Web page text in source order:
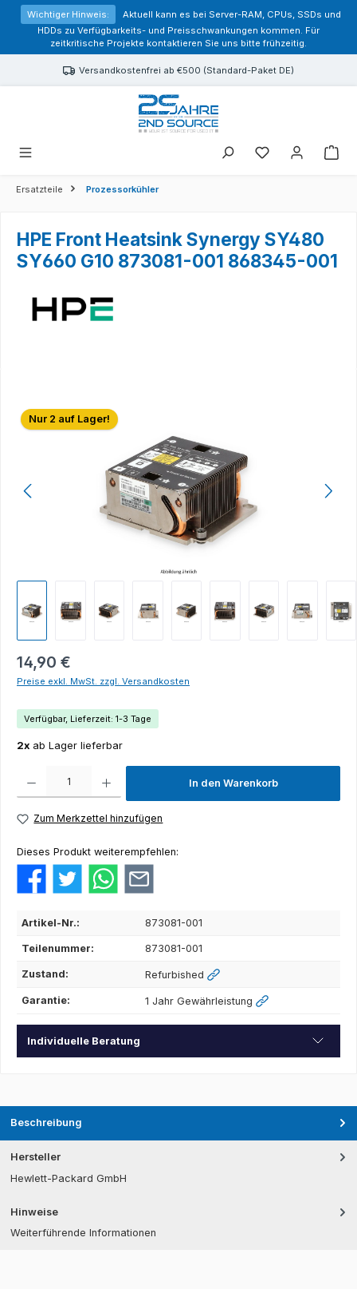
springen
Wichtiger Hinweis:
Aktuell kann es bei Server-RAM, CPUs, SSDs und
HDDs zu Verfügbarkeits- und Preisschwankungen kommen. Für
zeitkritische Projekte kontaktieren Sie uns bitte frühzeitig.
Versandkostenfrei ab €500 (Standard-Paket DE)
Sie haben 0
Ersatzteile Prozessorkühler
HPE Front Heatsink Synergy SY480
SY660 G10 873081-001 868345-001
Bildergalerie überspringen
Nur 2 auf Lager!
14,90 €
Preise exkl. MwSt. zzgl. Versandkosten
Verfügbar, Lieferzeit: 1-3 Tage
2x ab Lager lieferbar
In den Warenkorb
Zum Merkzettel hinzufügen
Dieses Produkt weiterempfehlen:
Artikel-Nr.: 873081-001
Teilenummer: 873081-001
Zustand: Refurbished
Garantie: 1 Jahr Gewährleistung
Individuelle Beratung
Beschreibung
Hersteller
Hewlett-Packard GmbH
Hinweise
Weiterführende Informationen